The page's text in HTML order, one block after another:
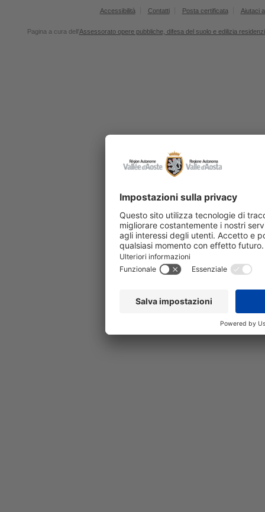
Accessibilità Contatti Posta certificata Aiutaci
Pagina a cura dell'Assessorato opere pubbliche, difesa del suolo e edilizia